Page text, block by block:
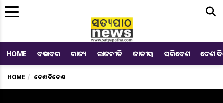
HOME ବଡ ଖବର ରାଜ୍ୟ ରାଜନୀତି ଜାତୀୟ ପରିବେଶ ଦେଶ
HOME ଦେଶ ବିଦେଶ